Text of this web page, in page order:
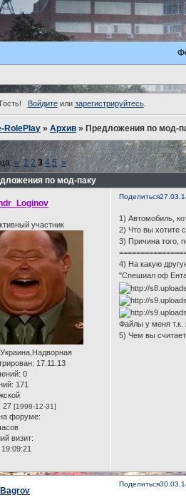
Войдитеили зарегистрируйтесь.
RolePlay »Архив »Предложения по мод-
по мод-паку
« 1 2 3 4 5 »
Поделиться
участник
Украина,Надворная
: 17.11.13
0
171
27 [1998-12-31]
форуме:
визит:
1) Автомобиль,
2) Что вы хотите
3) Причина того,
4) На какую
"Спешиал оф
Файлы у меня т.к.
5) Чем вы
Поделиться